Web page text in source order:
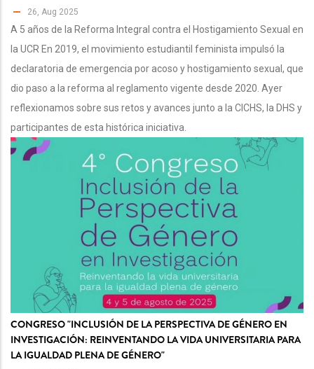
26, Aug 2025
A 5 años de la Reforma Integral contra el Hostigamiento Sexual en
la UCR En 2019, el movimiento estudiantil feminista impulsó la
declaratoria de emergencia por acoso y hostigamiento sexual, que
dio paso a la reforma al reglamento vigente desde 2020. Ayer
reflexionamos sobre sus retos y avances junto a la CICHS, la DHS y
participantes de esta histórica iniciativa.
CONGRESO "INCLUSIÓN DE LA PERSPECTIVA DE GÉNERO EN
INVESTIGACIÓN: REINVENTANDO LA VIDA UNIVERSITARIA PARA
LA IGUALDAD PLENA DE GÉNERO"